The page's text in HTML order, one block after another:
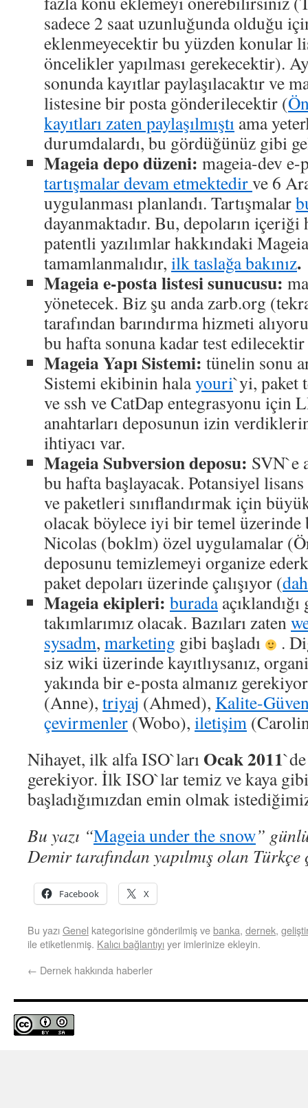
sadece 2 saat uzunluğunda olduğu
eklenmeyecektir bu yüzden konular
öncelikler yapılması gerekecektir).
sonunda kayıtlar paylaşılacaktır ve
listesine bir posta gönderilecektir (
kayıtları zaten paylaşılmıştı ama
durumdalardı, bu gördüğünüz gibi
Mageia depo düzeni: mageia-dev e-
tartışmalar devam etmektedirve 6
uygulanması planlandı. Tartışmalar
dayanmaktadır. Bu, depoların
patentli yazılımlar hakkındaki
tamamlanmalıdır, ilk taslağa bakınız.
Mageia e-posta listesi sunucusu:
yönetecek. Biz şu anda zarb.org
tarafından barındırma hizmeti
bu hafta sonuna kadar test
Mageia Yapı Sistemi: tünelin sonu
Sistemi ekibinin halayouri`yi, paket
ve ssh ve CatDap entegrasyonu için
anahtarları deposunun izin
ihtiyacı var.
Mageia Subversion deposu: SVN`e
bu hafta başlayacak. Potansiyel
ve paketleri sınıflandırmak için
olacak böylece iyi bir temel üzerinde
Nicolas (boklm) özel uygulamalar
deposunu temizlemeyi organize
paket depoları üzerinde çalışıyor (
Mageia ekipleri: burada
takımlarımız olacak. Bazıları zaten
sysadm, marketing gibi başladı
.
siz wiki üzerinde kayıtlıysanız,
yakında bir e-posta almanız
(Anne), triyaj (Ahmed), Kalite-
çevirmenler (Wobo), iletişim
Nihayet, ilk alfa ISO`ları Ocak 2011
gerekiyor. İlk ISO`lar temiz ve kaya
başladığımızdan emin olmak
Bu yazı “Mageia under the snow”
Demir tarafından yapılmış olan
Facebook X
Bu yazı Genel kategorisine gönderilmiş vebanka, dernek,
ile etiketlenmiş. Kalıcı bağlantıyı yer imlerinize ekleyin.
← Dernek hakkında haberler